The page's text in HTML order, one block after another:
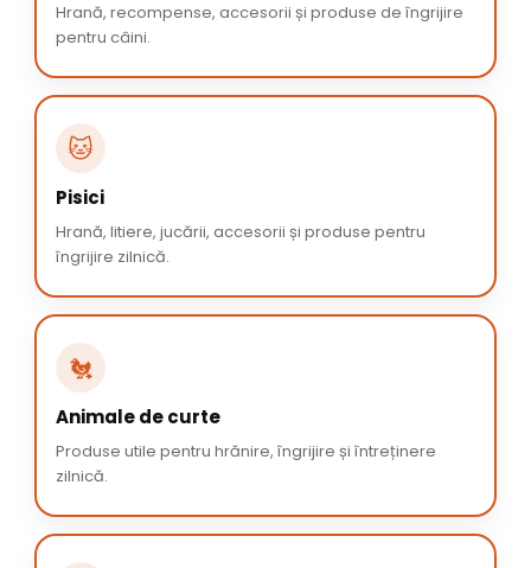
Hrană, recompense, accesorii și produse de îngrijire
pentru câini.
🐱
Pisici
Hrană, litiere, jucării, accesorii și produse pentru
îngrijire zilnică.
🐔
Animale de curte
Produse utile pentru hrănire, îngrijire și întreținere
zilnică.